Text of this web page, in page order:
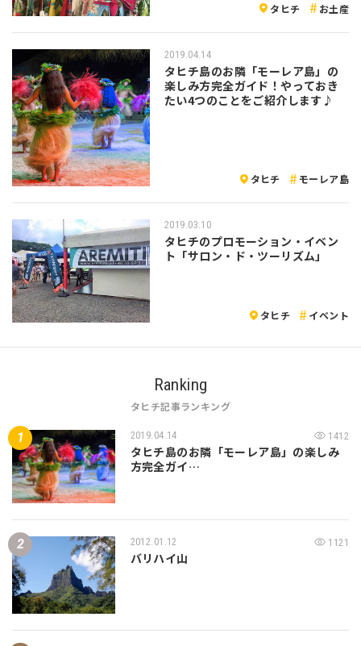
タヒチ お土産
2019.04.14
タヒチ島のお隣「モーレア島」の
楽しみ方完全ガイド！やっておき
たい4つのことをご紹介します♪
タヒチ モーレア島
2019.03.10
タヒチのプロモーション・イベン
ト「サロン・ド・ツーリズム」
タヒチ イベント
Ranking
タヒチ記事ランキング
2019.04.14 1412
タヒチ島のお隣「モーレア島」の楽しみ
方完全ガイ…
2012.01.12 1121
バリハイ山